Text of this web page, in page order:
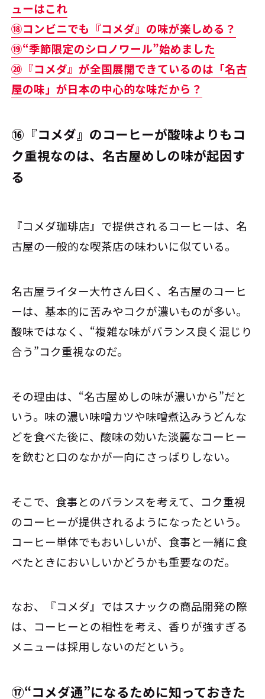
ューはこれ
⑱コンビニでも『コメダ』の味が楽しめる？
⑲“季節限定のシロノワール”始めました
⑳『コメダ』が全国展開できているのは「名古
屋の味」が日本の中心的な味だから？
⑯『コメダ』のコーヒーが酸味よりもコ
ク重視なのは、名古屋めしの味が起因す
る
『コメダ珈琲店』で提供されるコーヒーは、名
古屋の一般的な喫茶店の味わいに似ている。
名古屋ライター大竹さん曰く、名古屋のコーヒ
ーは、基本的に苦みやコクが濃いものが多い。
酸味ではなく、“複雑な味がバランス良く混じり
合う”コク重視なのだ。
その理由は、“名古屋めしの味が濃いから”だと
いう。味の濃い味噌カツや味噌煮込みうどんな
どを食べた後に、酸味の効いた淡麗なコーヒー
を飲むと口のなかが一向にさっぱりしない。
そこで、食事とのバランスを考えて、コク重視
のコーヒーが提供されるようになったという。
コーヒー単体でもおいしいが、食事と一緒に食
べたときにおいしいかどうかも重要なのだ。
なお、『コメダ』ではスナックの商品開発の際
は、コーヒーとの相性を考え、香りが強すぎる
メニューは採用しないのだという。
⑰“コメダ通”になるために知っておきた